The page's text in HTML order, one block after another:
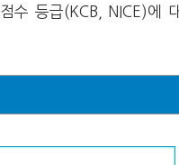
수 등급(KCB, NICE)에